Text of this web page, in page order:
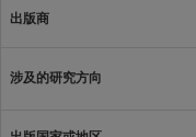
出版商
涉及的研究方向